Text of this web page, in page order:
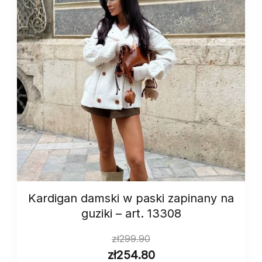
Kardigan damski w paski zapinany na
guziki – art. 13308
zł299.90
zł254.80